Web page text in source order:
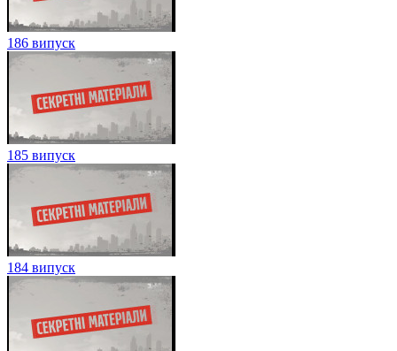
186 випуск
185 випуск
184 випуск